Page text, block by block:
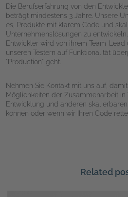
Die Berufserfahrung von den
beträgt mindestens 3 Jahre. Unsere
es, Produkte mit klarem Code und
Unternehmenslösungen zu
Entwickler wird von ihrem Team-
unseren Testern auf Funktionalität
"Production" geht.
Nehmen Sie Kontakt mit uns auf,
Möglichkeiten der Zusammenarbeit
Entwicklung und anderen
können oder wenn wir Ihren Code
Related